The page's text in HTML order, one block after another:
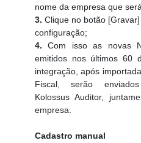
nome da empresa que
3. Clique no botão
configuração;
4.Com isso as novas
emitidos nos últimos 60
integração, após
Fiscal, serão
Kolossus Auditor,
empresa.
Cadastro manual